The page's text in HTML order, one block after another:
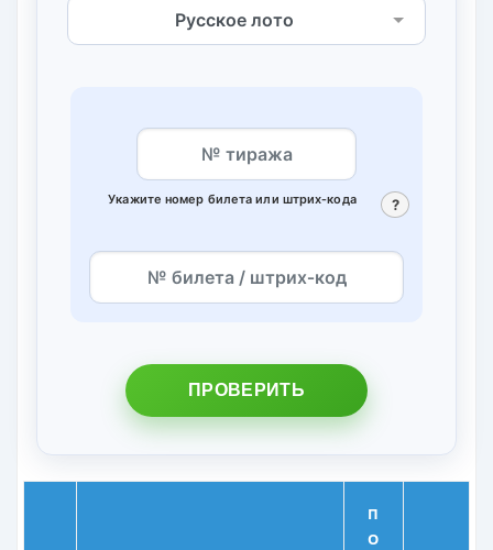
Укажите номер билета или штрих‑кода ?
ПРОВЕРИТЬ
П
О